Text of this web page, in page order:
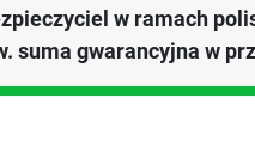
w ramach
suma gwarancyjna w